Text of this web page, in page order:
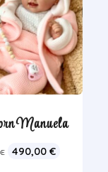
Manuela
490,00€